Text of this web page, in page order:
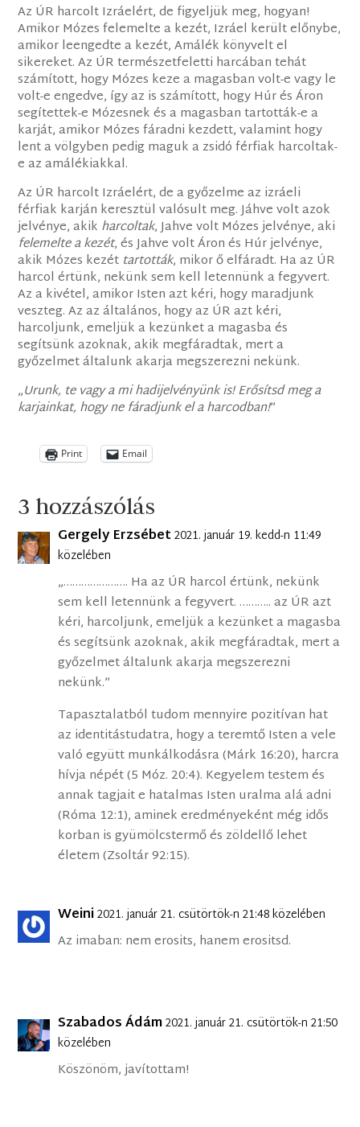
Az ÚR harcolt Izráelért, de figyeljük meg, hogyan!
Amikor Mózes felemelte a kezét, Izráel került előnybe,
amikor leengedte a kezét, Amálék könyvelt el
sikereket. Az ÚR természetfeletti harcában tehát
számított, hogy Mózes keze a magasban volt-e vagy le
volt-e engedve, így az is számított, hogy Húr és Áron
segítettek-e Mózesnek és a magasban tartották-e a
karját, amikor Mózes fáradni kezdett, valamint hogy
lent a völgyben pedig maguk a zsidó férfiak harcoltak-
e az amálékiakkal.
Az ÚR harcolt Izráelért, de a győzelme az izráeli
férfiak karján keresztül valósult meg. Jáhve volt azok
jelvénye, akik harcoltak, Jahve volt Mózes jelvénye, aki
felemelte a kezét, és Jahve volt Áron és Húr jelvénye,
akik Mózes kezét tartották, mikor ő elfáradt. Ha az ÚR
harcol értünk, nekünk sem kell letennünk a fegyvert.
Az a kivétel, amikor Isten azt kéri, hogy maradjunk
veszteg. Az az általános, hogy az ÚR azt kéri,
harcoljunk, emeljük a kezünket a magasba és
segítsünk azoknak, akik megfáradtak, mert a
győzelmet általunk akarja megszerezni nekünk.
„Urunk, te vagy a mi hadijelvényünk is! Erősítsd meg a
karjainkat, hogy ne fáradjunk el a harcodban!”
Print Email
3 hozzászólás
Gergely Erzsébet2021. január 19. kedd-n 11:49
közelében
„…………………. Ha az ÚR harcol értünk, nekünk
sem kell letennünk a fegyvert. ……….. az ÚR azt
kéri, harcoljunk, emeljük a kezünket a magasba
és segítsünk azoknak, akik megfáradtak, mert a
győzelmet általunk akarja megszerezni
nekünk.”
Tapasztalatból tudom mennyire pozitívan hat
az identitástudatra, hogy a teremtő Isten a vele
való együtt munkálkodásra (Márk 16:20), harcra
hívja népét (5 Móz. 20:4). Kegyelem testem és
annak tagjait e hatalmas Isten uralma alá adni
(Róma 12:1), aminek eredményeként még idős
korban is gyümölcstermő és zöldellő lehet
életem (Zsoltár 92:15).
Weini2021. január 21. csütörtök-n 21:48 közelében
Az imaban: nem erosits, hanem erositsd.
Szabados Ádám2021. január 21. csütörtök-n 21:50
közelében
Köszönöm, javítottam!